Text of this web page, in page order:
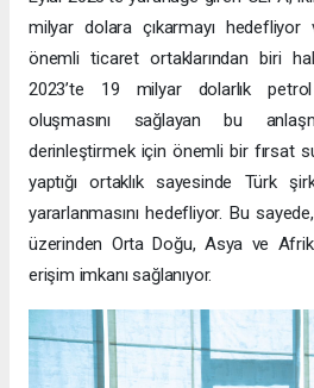
milyar dolara çıkarmayı hedefliyor
önemli ticaret ortaklarından biri
2023’te 19 milyar dolarlık
oluşmasını sağlayan bu
derinleştirmek için önemli bir fırsat
yaptığı ortaklık sayesinde Türk
yararlanmasını hedefliyor. Bu
üzerinden Orta Doğu, Asya ve
erişim imkanı sağlanıyor.